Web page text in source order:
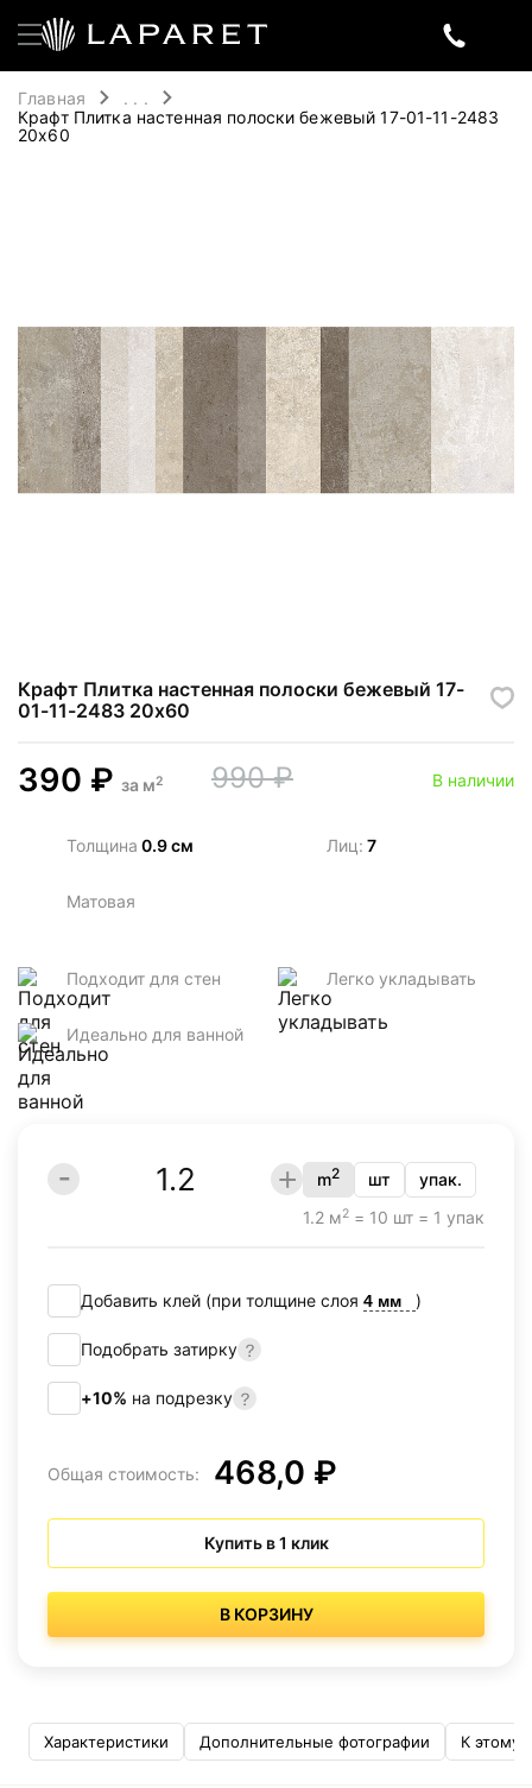
Главная
. . .
Крафт Плитка настенная полоски бежевый 17-01-11-2483
20х60
Крафт Плитка настенная полоски бежевый 17-
01-11-2483 20х60
390 ₽ за м2 990 ₽ В наличии
Толщина 0.9 см Лиц: 7
Матовая
Подходит для стен Легко укладывать
Идеально для ванной
m2 шт
упак.
1.2 м2 = 10 шт = 1 упак
Добавить клей (при толщине слоя )
Подобрать затирку
+10% на подрезку
Общая стоимость: 468,0 ₽
Купить в 1 клик
В КОРЗИНУ
Характеристики Дополнительные фотографии К этому